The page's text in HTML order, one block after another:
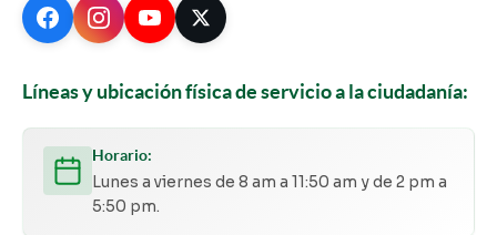
Líneas y ubicación física de servicio a la ciudadanía:
Horario:
Lunes a viernes de 8 am a 11:50 am y de 2 pm a
5:50 pm.